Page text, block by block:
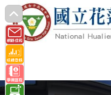
跳
轉
至
主
要
內